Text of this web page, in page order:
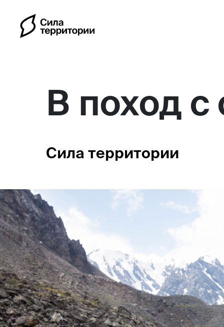
Индивидуальные
Россия
Мир
В поход с
Сила территории